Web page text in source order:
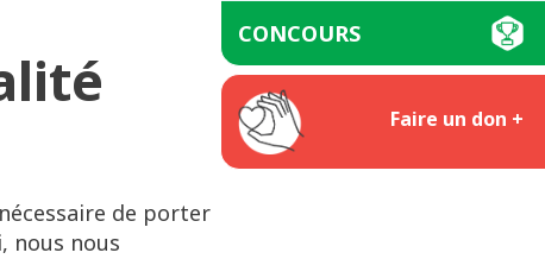
Faire un don +
CONCOURS
de porter
nous nous